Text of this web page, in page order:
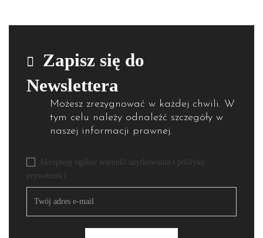
Zapisz się do
Newslettera
Możesz zrezygnować w każdej chwili. W
tym celu należy odnaleźć szczegóły w
naszej informacji prawnej.
Akceptuję ogólne warunki użytkowania i politykę
prywatności